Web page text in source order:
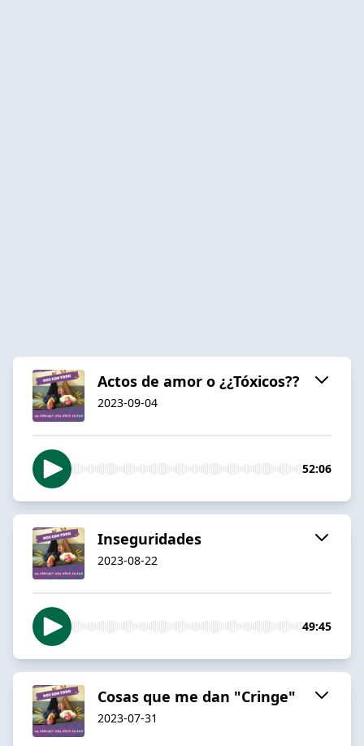
Actos de amor o ¿¿Tóxicos??
2023-09-04
52:06
Inseguridades
2023-08-22
49:45
Cosas que me dan "Cringe"
2023-07-31